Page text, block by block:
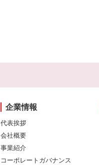
企業情報
代表挨拶
会社概要
事業紹介
コーポレートガバナンス